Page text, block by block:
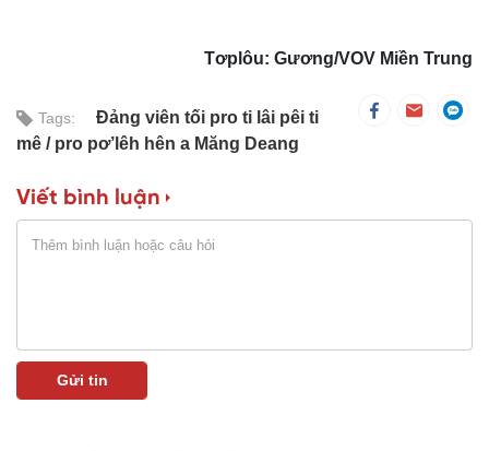
Tơplôu: Gương/VOV Miền Trung
Tags:
Đảng viên tối pro ti lâi pêi ti
mê
pro pơ’lêh hên a Măng Deang
Viết bình luận